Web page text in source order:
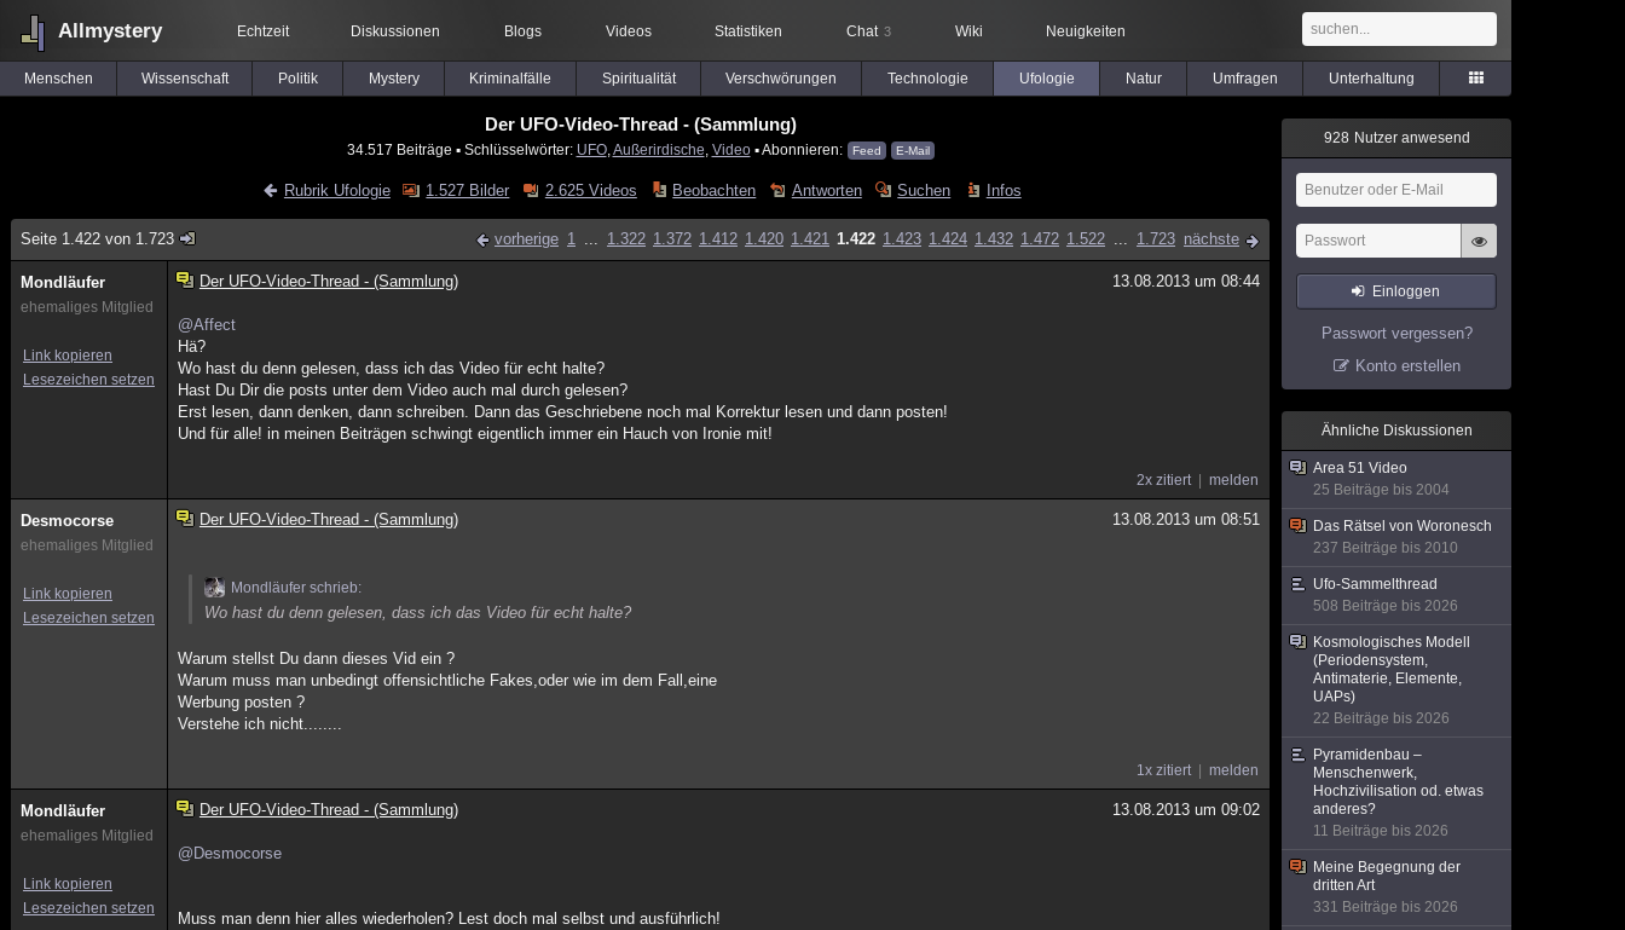
Allmystery Echtzeit Diskussionen Blogs Videos Statistiken Chat 3 Wiki Neuigkeiten
Menschen Wissenschaft Politik Mystery Kriminalfälle Spiritualität Verschwörungen Technologie Ufologie Natur Umfragen Unterhaltung
Der UFO-Video-Thread - (Sammlung)
34.517 Beiträge ▪ Schlüsselwörter: UFO, Außerirdische Video▪ Abonnieren: Feed E-Mail
Rubrik Ufologie 1.527 Bilder 2.625 Videos Beobachten Antworten Suchen Infos
Seite 1.422 von 1.723 vorherige 1 ... 1.322 1.372 1.412 1.420 1.421 1.422 1.423 1.424 1.432 1.472 1.522 ... 1.723 nächste
Mondläufer
ehemaliges Mitglied
Link kopieren
Lesezeichen setzen
Der UFO-Video-Thread - (Sammlung) 13.08.2013 um 08:44
@Affect
Hä?
Wo hast du denn gelesen, dass ich das Video für echt halte?
Hast Du Dir die posts unter dem Video auch mal durch gelesen?
Erst lesen, dann denken, dann schreiben. Dann das Geschriebene noch mal Korrektur lesen und dann posten!
Und für alle! in meinen Beiträgen schwingt eigentlich immer ein Hauch von Ironie mit!
2x zitiert melden
Desmocorse
ehemaliges Mitglied
Link kopieren
Lesezeichen setzen
Der UFO-Video-Thread - (Sammlung) 13.08.2013 um 08:51
Mondläufer schrieb:
Wo hast du denn gelesen, dass ich das Video für echt halte?
Warum stellst Du dann dieses Vid ein ?
Warum muss man unbedingt offensichtliche Fakes,oder wie im dem Fall,eine
Werbung posten ?
Verstehe ich nicht........
1x zitiert melden
Mondläufer
ehemaliges Mitglied
Link kopieren
Lesezeichen setzen
Der UFO-Video-Thread - (Sammlung) 13.08.2013 um 09:02
@Desmocorse
Muss man denn hier alles wiederholen? Lest doch mal selbst und ausführlich!
928 Nutzer anwesend
Einloggen
Passwort vergessen?
Konto erstellen
Ähnliche Diskussionen
Area 51 Video
25 Beiträge bis 2004
Das Rätsel von Woronesch
237 Beiträge bis 2010
Ufo-Sammelthread
508 Beiträge bis 2026
Kosmologisches Modell
(Periodensystem,
Antimaterie, Elemente,
UAPs)
22 Beiträge bis 2026
Pyramidenbau –
Menschenwerk,
Hochzivilisation od. etwas
anderes?
11 Beiträge bis 2026
Meine Begegnung der
dritten Art
331 Beiträge bis 2026